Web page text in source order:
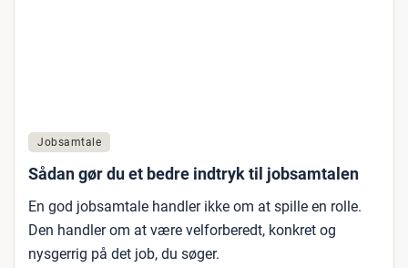
Jobsamtale
Sådan gør du et bedre indtryk til jobsamtalen
En god jobsamtale handler ikke om at spille en rolle.
Den handler om at være velforberedt, konkret og
nysgerrig på det job, du søger.